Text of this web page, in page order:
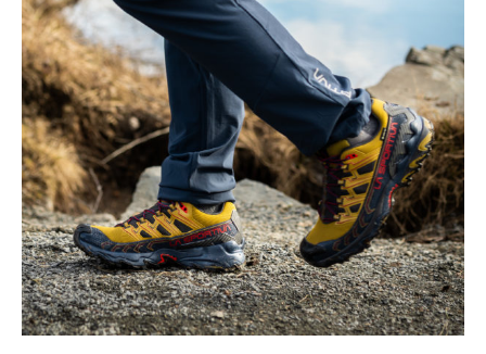
BLI
MED
PÅ
ÅRETS
STORE
KLATREOPPLEVELSE!